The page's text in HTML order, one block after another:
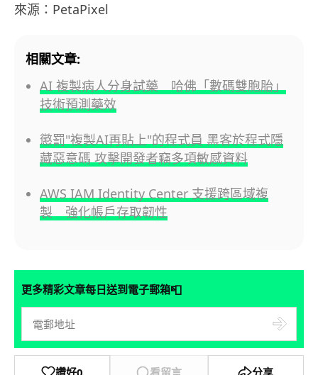
來源：PetaPixel
相關文章:
AI 複製病人分身試藥 哈佛「數碼雙胞胎」
技術預測藥效
懲罰"複製AI再貼上"的程式員 黑客於程式隱
藏惡意碼 攻擊開發者竊多項敏感資料
AWS IAM Identity Center 支援跨區域複
製 強化帳戶存取韌性
更多精彩文章每日送到電子郵箱📮
讚好0 看留言 分享